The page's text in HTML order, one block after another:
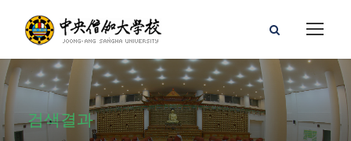
검색결과